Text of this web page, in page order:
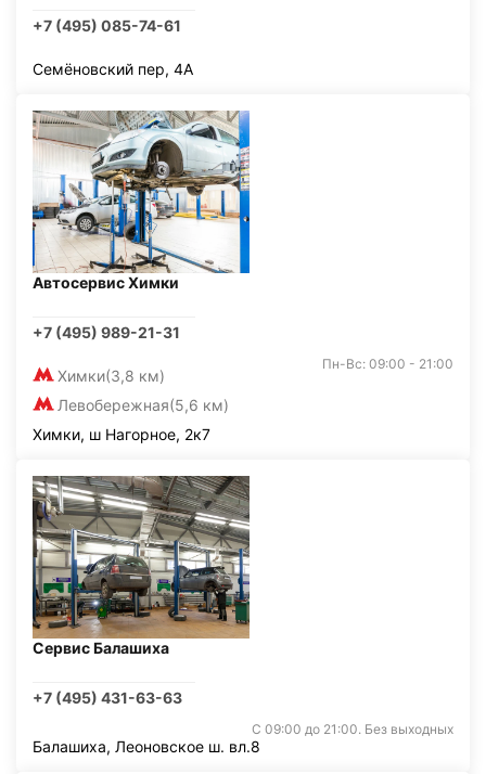
+7 (495) 085-74-61
Семёновский пер, 4А
Автосервис Химки
+7 (495) 989-21-31
Химки(3,8 км)
Левобережная(5,6 км)
Пн-Вс: 09:00 - 21:00
Химки, ш Нагорное, 2к7
Сервис Балашиха
+7 (495) 431-63-63
С 09:00 до 21:00. Без выходных
Балашиха, Леоновское ш. вл.8